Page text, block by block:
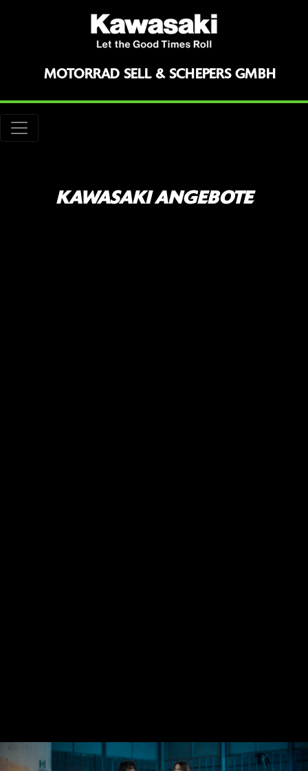
MOTORRAD SELL & SCHEPERS GMBH
KAWASAKI ANGEBOTE